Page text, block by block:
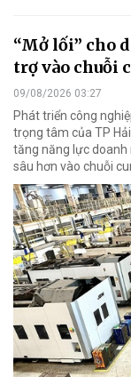
“Mở lối” cho
trợ vào chuỗi
09/08/2026 03:27
Phát triển công
trọng tâm của TP
tăng năng lực
sâu hơn vào chuỗi